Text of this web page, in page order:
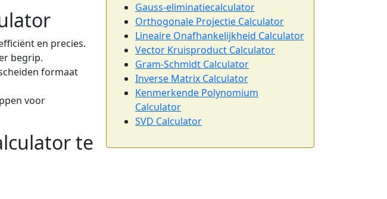
en precies.
begrip.
formaat
voor
te
Gauss-eliminatiecalculator
Orthogonale Projectie Calculator
Lineaire Onafhankelijkheid Calculator
Vector Kruisproduct Calculator
Gram-Schmidt Calculator
Inverse Matrix Calculator
Kenmerkende Polynomium
Calculator
SVD Calculator